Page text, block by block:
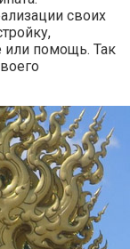
своих
или помощь. Так